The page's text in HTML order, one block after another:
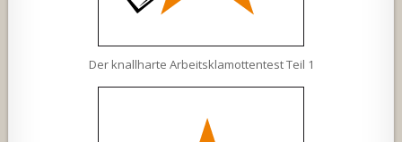
Der knallharte Arbeitsklamottentest Teil 1